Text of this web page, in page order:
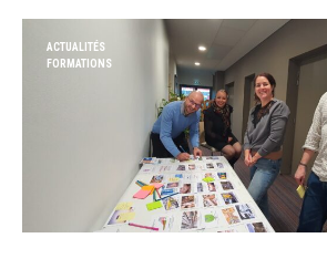
ACTUALITÉS
FORMATIONS